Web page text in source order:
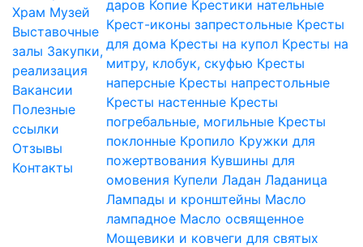
Храм Музей
Выставочные
залы Закупки,
реализация
Вакансии
Полезные
ссылки
Отзывы
Контакты
даров Копие Крестики нательные
Крест-иконы запрестольные Кресты
для дома Кресты на купол Кресты на
митру, клобук, скуфью Кресты
наперсные Кресты напрестольные
Кресты настенные Кресты
погребальные, могильные Кресты
поклонные Кропило Кружки для
пожертвования Кувшины для
омовения Купели Ладан Ладаница
Лампады и кронштейны Масло
лампадное Масло освященное
Мощевики и ковчеги для святых